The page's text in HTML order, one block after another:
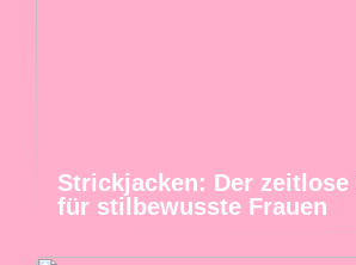
Strickjacken: Der
für stilbewusste Frauen